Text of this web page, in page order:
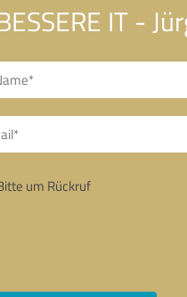
IT -
um Rückruf